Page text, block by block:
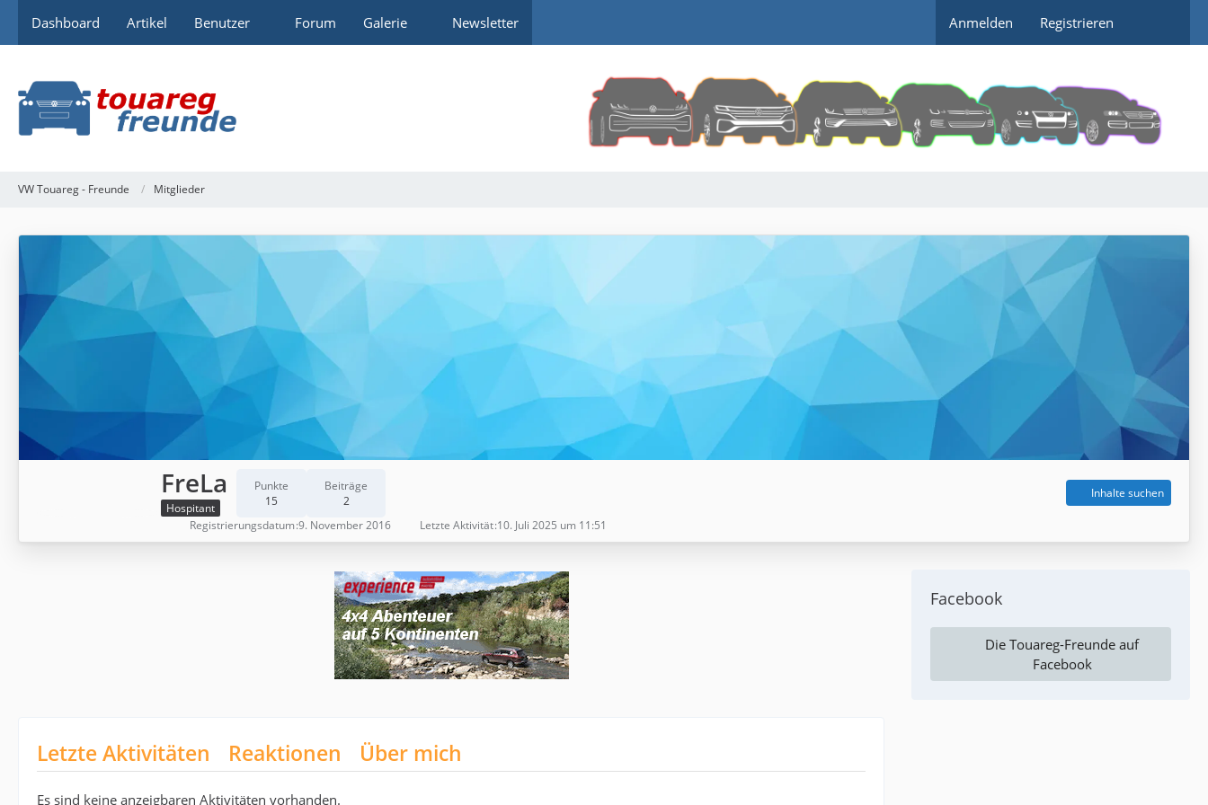
Dashboard Artikel Benutzer Forum Galerie Newsletter Anmelden Registrieren
VW Touareg - Freunde Mitglieder
FreLa
Hospitant
Punkte
15
Beiträge
2
Inhalte suchen
Registrierungsdatum 9. November 2016 Letzte Aktivität 10. Juli 2025 um 11:51
Letzte Aktivitäten Reaktionen Über mich
Es sind keine anzeigbaren Aktivitäten vorhanden.
Facebook
Die Touareg-Freunde auf
Facebook